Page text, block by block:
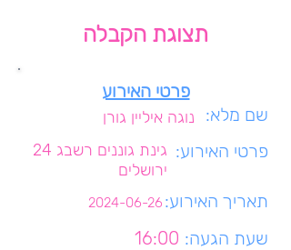
תצוגת הקבלה
פרטי האירוע
נוגה איליין גורן שם מלא:
גינת גוננים רשבג 24
ירושלים
פרטי האירוע:
2024-06-26 תאריך האירוע:
16:00 שעת הגעה: